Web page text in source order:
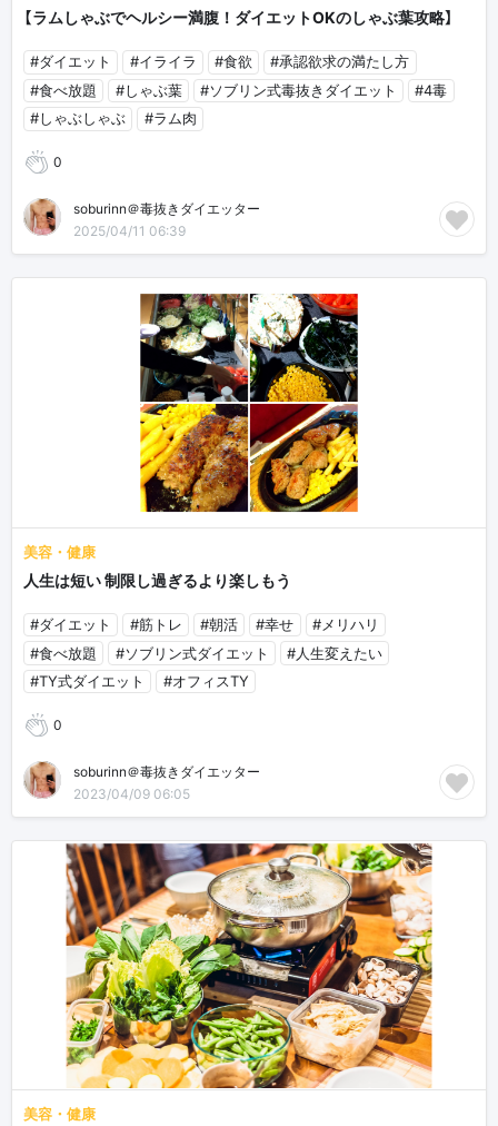
【ラムしゃぶでヘルシー満腹！ダイエットOKのしゃぶ葉攻略】
#ダイエット #イライラ #食欲
#承認欲求の満たし方
#食べ放題
#しゃぶ葉 #ソブリン式毒抜きダイエット
#4毒
#しゃぶしゃぶ
#ラム肉
0
soburinn＠毒抜きダイエッター
2025/04/11 06:39
美容・健康
人生は短い 制限し過ぎるより楽しもう
#ダイエット #筋トレ #朝活 #幸せ
#メリハリ
#食べ放題
#ソブリン式ダイエット
#人生変えたい
#TY式ダイエット
#オフィスTY
0
soburinn＠毒抜きダイエッター
2023/04/09 06:05
美容・健康